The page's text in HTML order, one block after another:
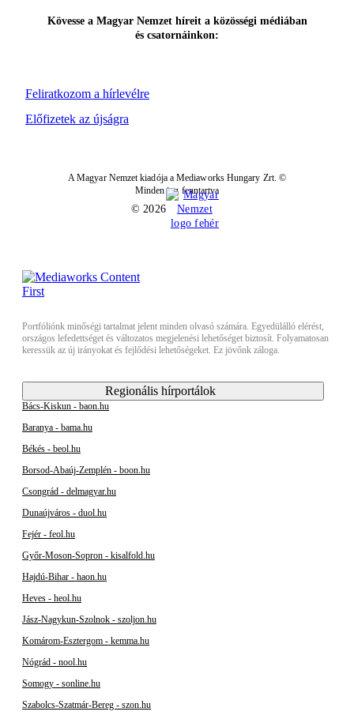
Feliratkozom a hírlevélre
Kövesse a Magyar Nemzet híreit a közösségi médiában
és csatornáinkon:
Előfizetek az újságra
A Magyar Nemzet kiadója a Mediaworks Hungary Zrt. ©
Minden jog fenntartva
© 2026
Portfóliónk minőségi tartalmat jelent minden olvasó számára. Egyedülálló elérést,
országos lefedettséget és változatos megjelenési lehetőséget biztosít. Folyamatosan
keressük az új irányokat és fejlődési lehetőségeket. Ez jövőnk záloga.
Regionális hírportálok
Bács-Kiskun - baon.hu
Baranya - bama.hu
Békés - beol.hu
Borsod-Abaúj-Zemplén - boon.hu
Csongrád - delmagyar.hu
Dunaújváros - duol.hu
Fejér - feol.hu
Győr-Moson-Sopron - kisalfold.hu
Hajdú-Bihar - haon.hu
Heves - heol.hu
Jász-Nagykun-Szolnok - szoljon.hu
Komárom-Esztergom - kemma.hu
Nógrád - nool.hu
Somogy - sonline.hu
Szabolcs-Szatmár-Bereg - szon.hu